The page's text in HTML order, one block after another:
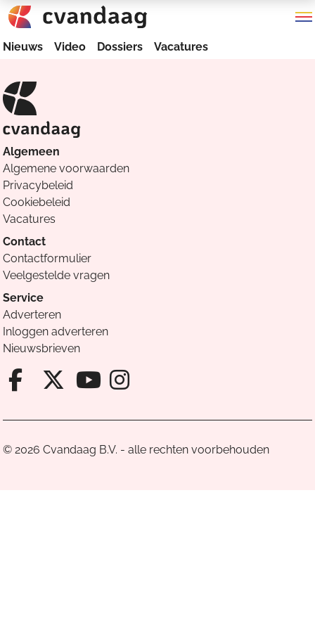
Nieuws Video Dossiers Vacatures
Algemeen
Algemene voorwaarden
Privacybeleid
Cookiebeleid
Vacatures
Contact
Contactformulier
Veelgestelde vragen
Service
Adverteren
Inloggen adverteren
Nieuwsbrieven
Facebook van Cvandaag
X van Cvandaag
Instagram van
© 2026 Cvandaag B.V. - alle rechten voorbehouden